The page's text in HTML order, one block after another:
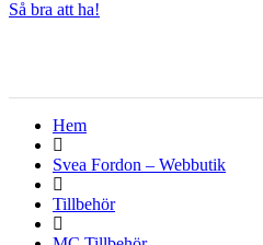
Så bra att ha!
Hem
Svea Fordon – Webbutik
Tillbehör